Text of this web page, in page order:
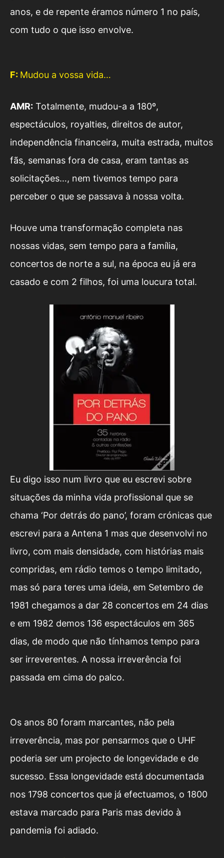
anos, e de repente éramos número 1 no país,
com tudo o que isso envolve.
F: Mudou a vossa vida…
AMR: Totalmente, mudou-a a 180º,
espectáculos, royalties, direitos de autor,
independência financeira, muita estrada, muitos
fãs, semanas fora de casa, eram tantas as
solicitações…, nem tivemos tempo para
perceber o que se passava à nossa volta.
Houve uma transformação completa nas
nossas vidas, sem tempo para a família,
concertos de norte a sul, na época eu já era
casado e com 2 filhos, foi uma loucura total.
Eu digo isso num livro que eu escrevi sobre
situações da minha vida profissional que se
chama ‘Por detrás do pano’, foram crónicas que
escrevi para a Antena 1 mas que desenvolvi no
livro, com mais densidade, com histórias mais
compridas, em rádio temos o tempo limitado,
mas só para teres uma ideia, em Setembro de
1981 chegamos a dar 28 concertos em 24 dias
e em 1982 demos 136 espectáculos em 365
dias, de modo que não tínhamos tempo para
ser irreverentes. A nossa irreverência foi
passada em cima do palco.
Os anos 80 foram marcantes, não pela
irreverência, mas por pensarmos que o UHF
poderia ser um projecto de longevidade e de
sucesso. Essa longevidade está documentada
nos 1798 concertos que já efectuamos, o 1800
estava marcado para Paris mas devido à
pandemia foi adiado.